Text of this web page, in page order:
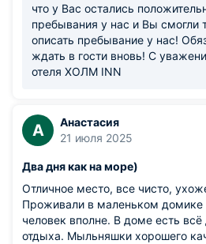
что у Вас остались
пребывания у нас и Вы смогли
описать пребывание у нас!
ждать в гости вновь! С
отеля ХОЛМ INN
А
Анастасия
21 июля 2025
Два дня как на море)
Отличное место, все чисто,
Проживали в маленьком домике
человек вполне. В доме есть
отдыха. Мыльняшки хорошего